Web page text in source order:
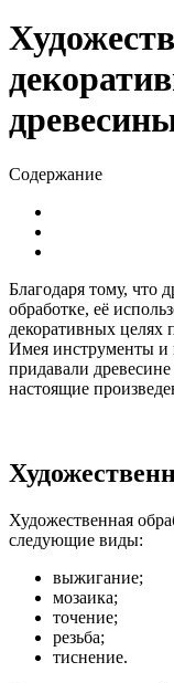
Содержание
Благодаря тому, что
обработке, её
декоративных целях
Имея инструменты и
придавали
настоящие
Художественная
следующие виды:
выжигание;
мозаика;
точение;
резьба;
тиснение.